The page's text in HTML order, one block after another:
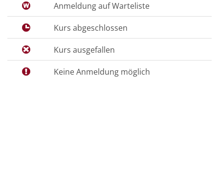
Anmeldung auf Warteliste
Kurs abgeschlossen
Kurs ausgefallen
Keine Anmeldung möglich